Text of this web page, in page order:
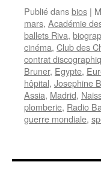
Publié dansbios |
mars, Académie
ballets Riva,
cinéma, Club des
contrat
Bruner, Egypte,
hôpital, Josephine
Assia, Madrid,
plomberie, Radio
guerre mondiale,